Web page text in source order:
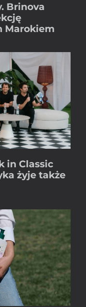
Brinova
Marokiem
in Classic
żyje także